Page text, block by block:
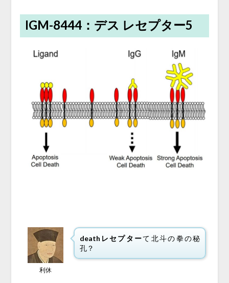
IGM-8444：デス レセプター5
利休
deathレセプターて北斗の拳の秘
孔？